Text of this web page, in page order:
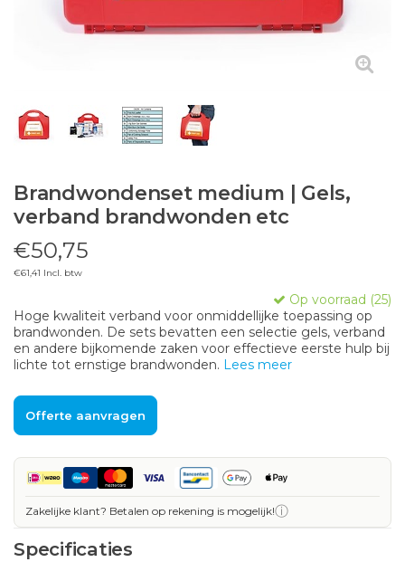
Brandwondenset medium | Gels,
verband brandwonden etc
€50,75
€61,41 Incl. btw
Op voorraad (25)
Hoge kwaliteit verband voor onmiddellijke toepassing op
brandwonden. De sets bevatten een selectie gels, verband
en andere bijkomende zaken voor effectieve eerste hulp bij
lichte tot ernstige brandwonden. Lees meer
Offerte aanvragen
Zakelijke klant? Betalen op rekening is mogelijk!ⓘ
Specificaties